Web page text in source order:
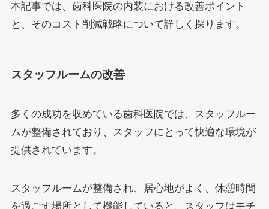
本記事では、歯科医院の内装における改善ポイント
と、そのコスト削減戦略について詳しく探ります。
スタッフルームの改善
多くの成功を収めている歯科医院では、スタッフルー
ムが整備されており、スタッフにとって快適な環境が
提供されています。
スタッフルームが整備され、居心地がよく、休憩時間
を過ごす場所として機能していると、スタッフはモチ